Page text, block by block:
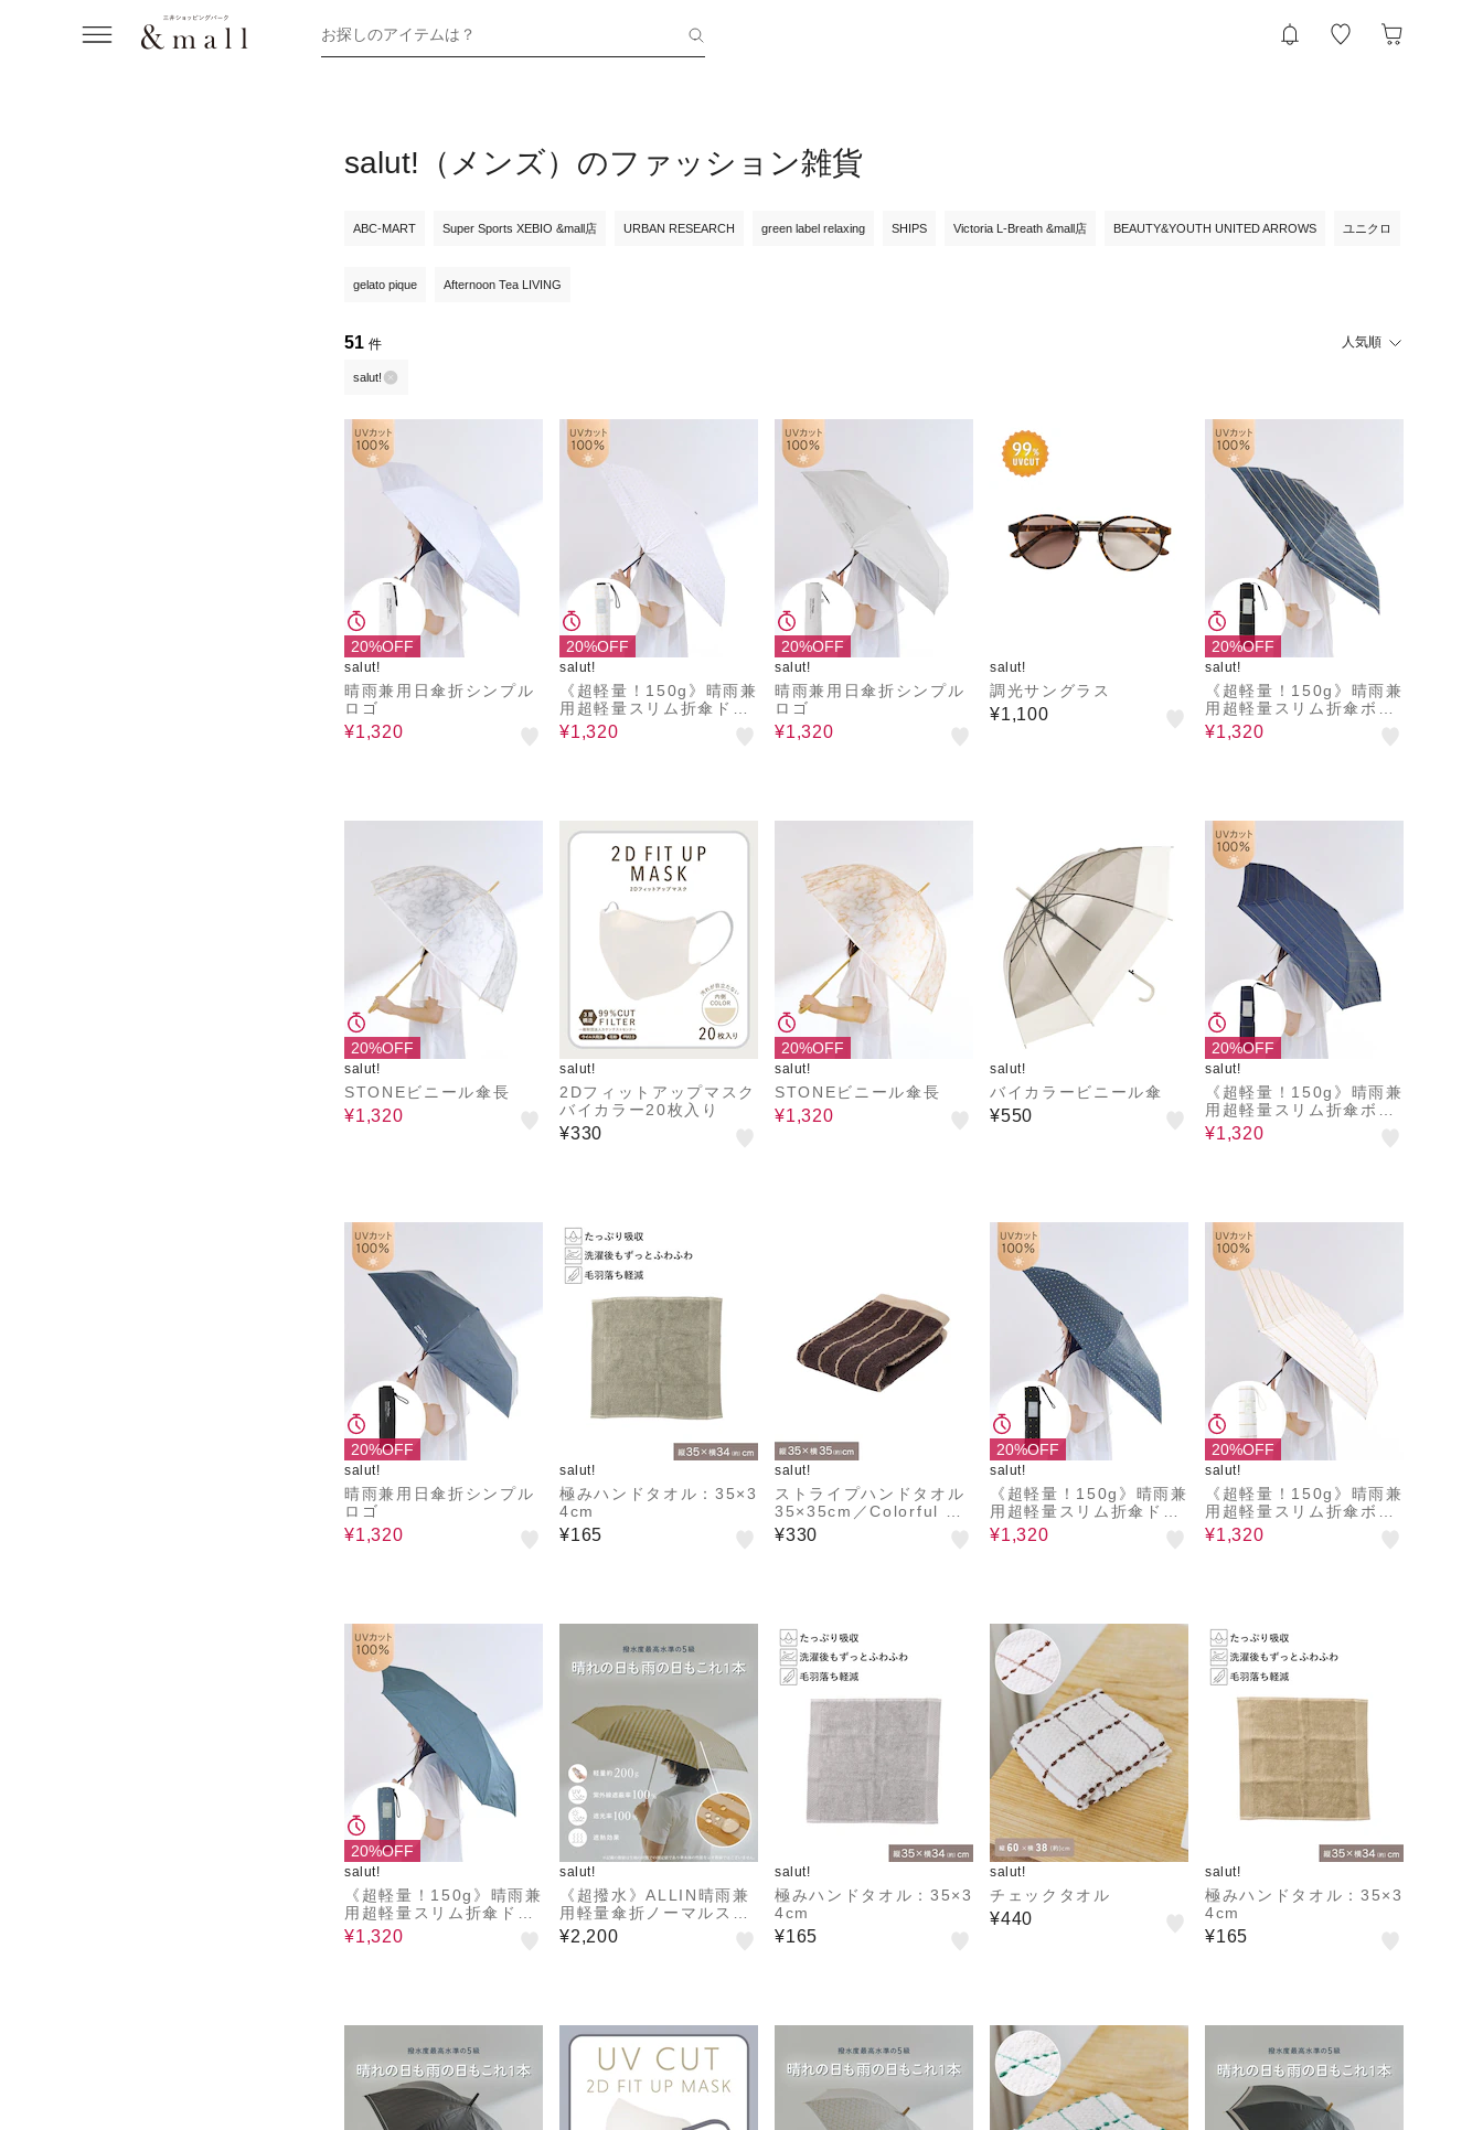
お探しのアイテムは？
salut!（メンズ）のファッション雑貨
ABC-MART Super Sports XEBIO &mall店 URBAN RESEARCH green label relaxing SHIPS Victoria L-Breath &mall店 BEAUTY&YOUTH UNITED ARROWS ユニクロ
gelato pique Afternoon Tea LIVING
51 件 人気順
salut!
20%OFF
salut!
晴雨兼用日傘折シンプル
ロゴ
¥1,320
20%OFF
salut!
《超軽量！150g》晴雨兼
用超軽量スリム折傘ドッ
ト
¥1,320
20%OFF
salut!
晴雨兼用日傘折シンプル
ロゴ
¥1,320
salut!
調光サングラス
¥1,100
20%OFF
salut!
《超軽量！150g》晴雨兼
用超軽量スリム折傘ボー
ダー
¥1,320
20%OFF
salut!
STONEビニール傘長
¥1,320
salut!
2Dフィットアップマスク
バイカラー20枚入り
¥330
20%OFF
salut!
STONEビニール傘長
¥1,320
salut!
バイカラービニール傘
¥550
20%OFF
salut!
《超軽量！150g》晴雨兼
用超軽量スリム折傘ボー
ダー
¥1,320
20%OFF
salut!
晴雨兼用日傘折シンプル
ロゴ
¥1,320
salut!
極みハンドタオル：35×3
4cm
¥165
salut!
ストライプハンドタオル
35×35cm／Colorful Sin
k Days
¥330
20%OFF
salut!
《超軽量！150g》晴雨兼
用超軽量スリム折傘ドッ
ト
¥1,320
20%OFF
salut!
《超軽量！150g》晴雨兼
用超軽量スリム折傘ボー
ダー
¥1,320
20%OFF
salut!
《超軽量！150g》晴雨兼
用超軽量スリム折傘ドッ
ト
¥1,320
salut!
《超撥水》ALLIN晴雨兼
用軽量傘折ノーマルスト
ライプ
¥2,200
salut!
極みハンドタオル：35×3
4cm
¥165
salut!
チェックタオル
¥440
salut!
極みハンドタオル：35×3
4cm
¥165